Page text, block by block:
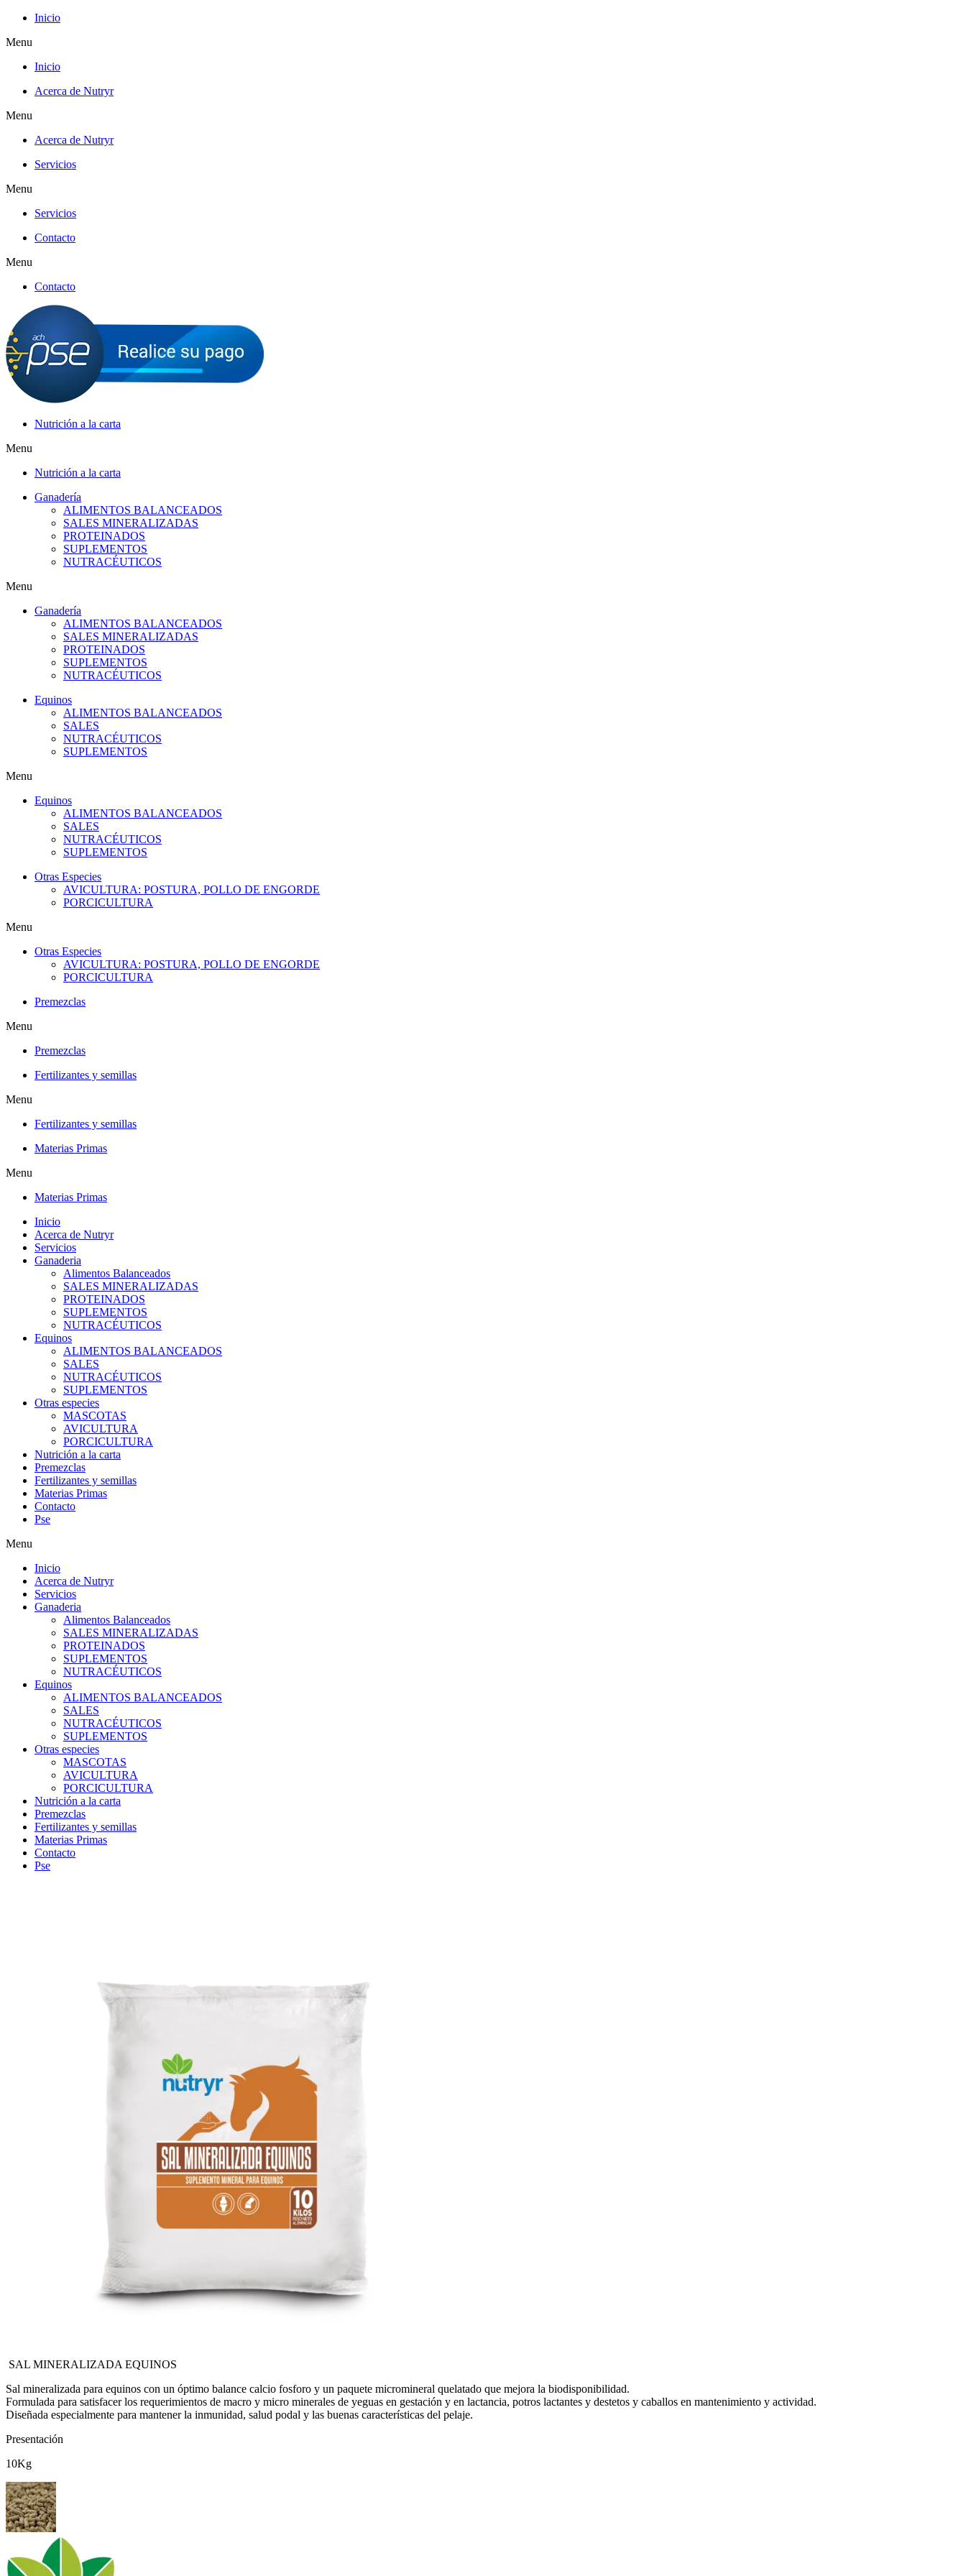
Inicio
Menu
Inicio
Acerca de Nutryr
Menu
Acerca de Nutryr
Servicios
Menu
Servicios
Contacto
Menu
Contacto
Nutrición a la carta
Menu
Nutrición a la carta
Ganadería
ALIMENTOS BALANCEADOS
SALES MINERALIZADAS
PROTEINADOS
SUPLEMENTOS
NUTRACÉUTICOS
Menu
Ganadería
ALIMENTOS BALANCEADOS
SALES MINERALIZADAS
PROTEINADOS
SUPLEMENTOS
NUTRACÉUTICOS
Equinos
ALIMENTOS BALANCEADOS
SALES
NUTRACÉUTICOS
SUPLEMENTOS
Menu
Equinos
ALIMENTOS BALANCEADOS
SALES
NUTRACÉUTICOS
SUPLEMENTOS
Otras Especies
AVICULTURA: POSTURA, POLLO DE ENGORDE
PORCICULTURA
Menu
Otras Especies
AVICULTURA: POSTURA, POLLO DE ENGORDE
PORCICULTURA
Premezclas
Menu
Premezclas
Fertilizantes y semillas
Menu
Fertilizantes y semillas
Materias Primas
Menu
Materias Primas
Inicio
Acerca de Nutryr
Servicios
Ganaderia
Alimentos Balanceados
SALES MINERALIZADAS
PROTEINADOS
SUPLEMENTOS
NUTRACÉUTICOS
Equinos
ALIMENTOS BALANCEADOS
SALES
NUTRACÉUTICOS
SUPLEMENTOS
Otras especies
MASCOTAS
AVICULTURA
PORCICULTURA
Nutrición a la carta
Premezclas
Fertilizantes y semillas
Materias Primas
Contacto
Pse
Menu
Inicio
Acerca de Nutryr
Servicios
Ganaderia
Alimentos Balanceados
SALES MINERALIZADAS
PROTEINADOS
SUPLEMENTOS
NUTRACÉUTICOS
Equinos
ALIMENTOS BALANCEADOS
SALES
NUTRACÉUTICOS
SUPLEMENTOS
Otras especies
MASCOTAS
AVICULTURA
PORCICULTURA
Nutrición a la carta
Premezclas
Fertilizantes y semillas
Materias Primas
Contacto
Pse
SAL MINERALIZADA EQUINOS
Sal mineralizada para equinos con un óptimo balance calcio fosforo y un paquete micromineral quelatado que mejora la biodisponibilidad.
Formulada para satisfacer los requerimientos de macro y micro minerales de yeguas en gestación y en lactancia, potros lactantes y destetos y caballos en mantenimiento y actividad.
Diseñada especialmente para mantener la inmunidad, salud podal y las buenas características del pelaje.
Presentación
10Kg